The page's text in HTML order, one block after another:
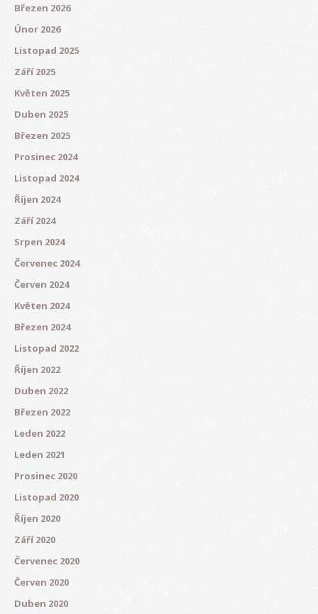
Březen 2026
Únor 2026
Listopad 2025
Září 2025
Květen 2025
Duben 2025
Březen 2025
Prosinec 2024
Listopad 2024
Říjen 2024
Září 2024
Srpen 2024
Červenec 2024
Červen 2024
Květen 2024
Březen 2024
Listopad 2022
Říjen 2022
Duben 2022
Březen 2022
Leden 2022
Leden 2021
Prosinec 2020
Listopad 2020
Říjen 2020
Září 2020
Červenec 2020
Červen 2020
Duben 2020